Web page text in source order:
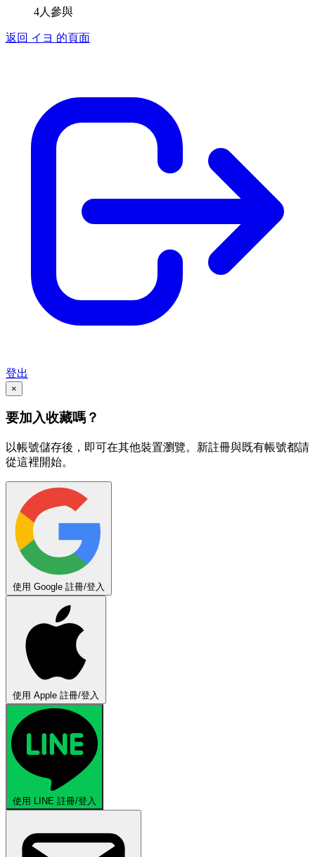
4人參與
返回 イヨ 的頁面
登出
×
要加入收藏嗎？
以帳號儲存後，即可在其他裝置瀏覽。新註冊與既有帳號都請
從這裡開始。
使用 Google 註冊/登入
使用 Apple 註冊/登入
使用 LINE 註冊/登入